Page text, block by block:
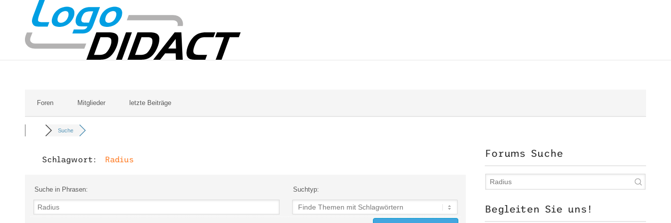
Foren Mitglieder letzte Beiträge
Suche
Schlagwort: Radius
Suche in Phrasen: Suchtyp:
Forums Suche
Begleiten Sie uns!